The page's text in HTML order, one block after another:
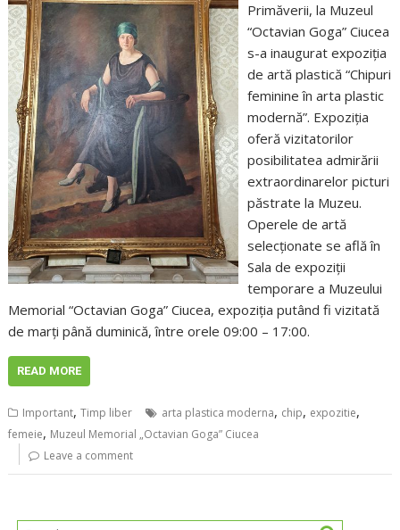
Primăverii, la Muzeul
“Octavian Goga” Ciucea
s-a inaugurat expoziția
de artă plastică “Chipuri
feminine în arta plastic
modernă”. Expoziția
oferă vizitatorilor
posibilitatea admirării
extraordinarelor picturi
păstrate la Muzeu.
Operele de artă
selecționate se află în
Sala de expoziții
temporare a Muzeului
Memorial “Octavian Goga” Ciucea, expoziția putând fi vizitată
de marți până duminică, între orele 09:00 – 17:00.
READ MORE
Important,Timp liber arta plastica moderna, chip, expozitie,
femeie, Muzeul Memorial „Octavian Goga” Ciucea
Leave a comment